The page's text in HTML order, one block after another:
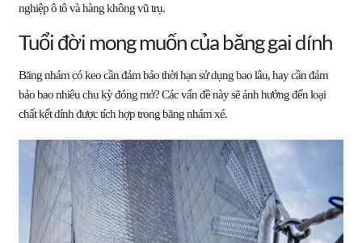
nghiệp ô tô và hàng không vũ trụ.
Tuổi đời mong muốn của băng gai dính
Băng nhám có keo cần đảm bảo thời hạn sử dụng bao lâu, hay cần đảm
bảo bao nhiêu chu kỳ đóng mở? Các vấn đề này sẽ ảnh hưởng đến loại
chất kết dính được tích hợp trong băng nhám xé.